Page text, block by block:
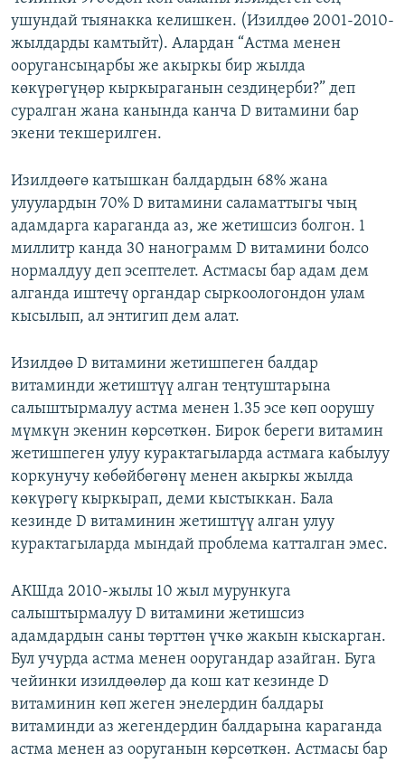
ушундай тыянакка келишкен. (Изилдөө 2001-2010-
жылдарды камтыйт). Алардан “Aстма менен
ооругансыңарбы же акыркы бир жылда
көкүрөгүңөр кыркыраганын сездиңерби?” деп
суралган жана канында канча D витамини бар
экени текшерилген.
Изилдөөгө катышкан балдардын 68% жана
улуулардын 70% D витамини саламаттыгы чың
адамдарга караганда аз, же жетишсиз болгон. 1
миллитр канда 30 нанограмм D витамини болсо
нормалдуу деп эсептелет. Астмасы бар адам дем
алганда иштечү органдар сыркоологондон улам
кысылып, ал энтигип дем алат.
Изилдөө D витамини жетишпеген балдар
витаминди жетиштүү алган теңтуштарына
салыштырмалуу астма менен 1.35 эсе көп оорушу
мүмкүн экенин көрсөткөн. Бирок береги витамин
жетишпеген улуу курактагыларда астмага кабылуу
коркунучу көбөйбөгөнү менен акыркы жылда
көкүрөгү кыркырап, деми кыстыккан. Бала
кезинде D витаминин жетиштүү алган улуу
курактагыларда мындай проблема катталган эмес.
АКШда 2010-жылы 10 жыл мурункуга
салыштырмалуу D витамини жетишсиз
адамдардын саны төрттөн үчкө жакын кыскарган.
Бул учурда астма менен ооругандар азайган. Буга
чейинки изилдөөлөр да кош кат кезинде D
витаминин көп жеген энелердин балдары
витаминди аз жегендердин балдарына караганда
астма менен аз ооруганын көрсөткөн. Астмасы бар